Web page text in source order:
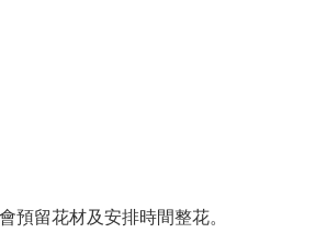
預留花材及安排時間整花。